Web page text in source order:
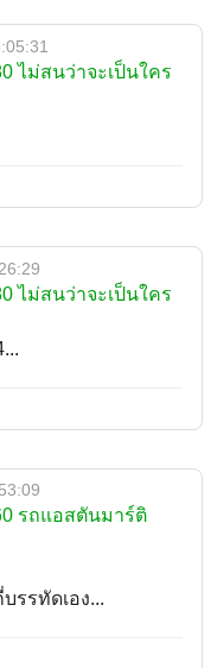
ไม่สนว่าจะเป็นใคร
ไม่สนว่าจะเป็นใคร
รถแอสตันมาร์ติ
รรทัดเอง...